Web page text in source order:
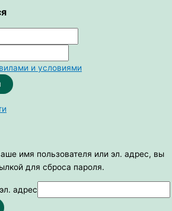
и условиями
имя пользователя или эл. адрес, вы
для сброса пароля.
адрес